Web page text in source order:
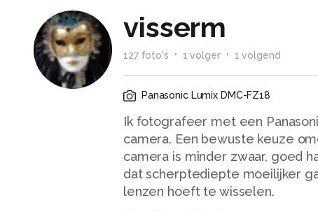
visserm
127foto's 1 volger 1 volgend
Panasonic Lumix DMC-FZ18
Ik fotografeer met een
camera. Een bewuste keuze
camera is minder zwaar, goed
dat scherptediepte moeilijker
lenzen hoeft te wisselen.